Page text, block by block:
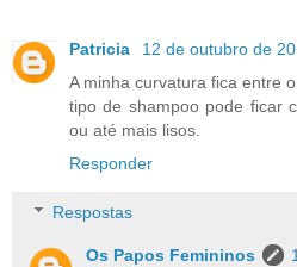
Patricia
12 de outubro de
A minha curvatura fica entre
tipo de shampoo pode ficar
ou até mais lisos.
Responder
Respostas
Os Papos Femininos